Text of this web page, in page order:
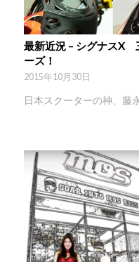
最新近況 – シグナスX
ーズ！
2015年10月30日
日本スクーターの神、